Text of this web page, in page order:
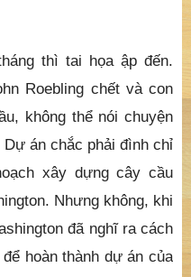
thì tai họa ập đến.
Roebling chết và con
không thể nói chuyện
án chắc phải đình chỉ
xây dựng cây cầu
Nhưng không, khi
đã nghĩ ra cách
hoàn thành dự án của